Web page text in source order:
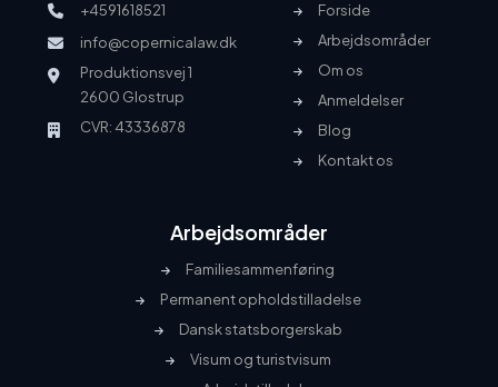
Forside
Arbejdsområder
Om os
Anmeldelser
Blog
Kontakt os
Arbejdsområder
Familiesammenføring
Permanent opholdstilladelse
Dansk statsborgerskab
Visum og turistvisum
+4591618521
info@copernicalaw.dk
Produktionsvej 1
2600 Glostrup
CVR: 43336878